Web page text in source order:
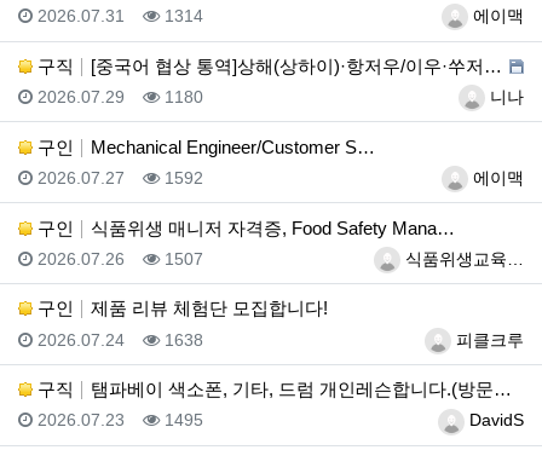
등록자에이맥
등록일
2026.07.31 조회
1314
구직 [중국어 협상 통역]상해(상하이)·항저우/이우·쑤저우 …
등록자니나
등록일
2026.07.29 조회
1180
구인 Mechanical Engineer/Customer S…
등록자에이맥
등록일
2026.07.27 조회
1592
구인 식품위생 매니저 자격증, Food Safety Mana…
등록자식품위생교육…
등록일
2026.07.26 조회
1507
구인 제품 리뷰 체험단 모집합니다!
등록자피클크루
등록일
2026.07.24 조회
1638
구직 탬파베이 색소폰, 기타, 드럼 개인레슨합니다.(방문레슨…
등록자DavidS
등록일
2026.07.23 조회
1495